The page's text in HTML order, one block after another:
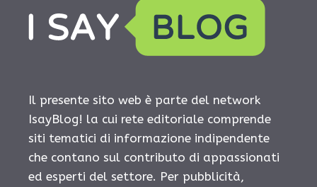
Il presente sito web è parte del network
IsayBlog! la cui rete editoriale comprende
siti tematici di informazione indipendente
che contano sul contributo di appassionati
ed esperti del settore. Per pubblicità,